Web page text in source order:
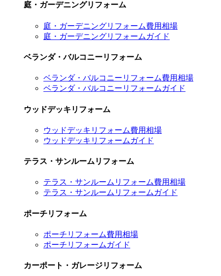
庭・ガーデニングリフォーム
庭・ガーデニングリフォーム費用相場
庭・ガーデニングリフォームガイド
ベランダ・バルコニーリフォーム
ベランダ・バルコニーリフォーム費用相場
ベランダ・バルコニーリフォームガイド
ウッドデッキリフォーム
ウッドデッキリフォーム費用相場
ウッドデッキリフォームガイド
テラス・サンルームリフォーム
テラス・サンルームリフォーム費用相場
テラス・サンルームリフォームガイド
ポーチリフォーム
ポーチリフォーム費用相場
ポーチリフォームガイド
カーポート・ガレージリフォーム